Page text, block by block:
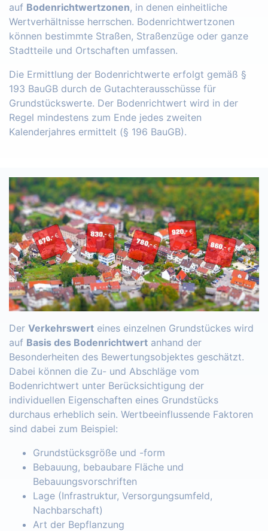
auf Bodenrichtwertzonen, in denen einheitliche
Wertverhältnisse herrschen. Bodenrichtwertzonen
können bestimmte Straßen, Straßenzüge oder ganze
Stadtteile und Ortschaften umfassen.
Die Ermittlung der Bodenrichtwerte erfolgt gemäß §
193 BauGB durch de Gutachterausschüsse für
Grundstückswerte. Der Bodenrichtwert wird in der
Regel mindestens zum Ende jedes zweiten
Kalenderjahres ermittelt (§ 196 BauGB).
Der Verkehrswert eines einzelnen Grundstückes wird
auf Basis des Bodenrichtwert anhand der
Besonderheiten des Bewertungsobjektes geschätzt.
Dabei können die Zu- und Abschläge vom
Bodenrichtwert unter Berücksichtigung der
individuellen Eigenschaften eines Grundstücks
durchaus erheblich sein. Wertbeeinflussende Faktoren
sind dabei zum Beispiel:
Grundstücksgröße und -form
Bebauung, bebaubare Fläche und
Bebauungsvorschriften
Lage (Infrastruktur, Versorgungsumfeld,
Nachbarschaft)
Art der Bepflanzung